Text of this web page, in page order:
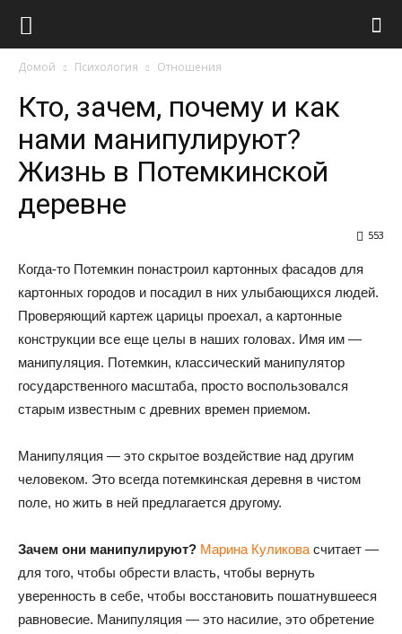
Домой Психология Отношения
Кто, зачем, почему и как
нами манипулируют?
Жизнь в Потемкинской
деревне
553
Когда-то Потемкин понастроил картонных фасадов для
картонных городов и посадил в них улыбающихся людей.
Проверяющий картеж царицы проехал, а картонные
конструкции все еще целы в наших головах. Имя им —
манипуляция. Потемкин, классический манипулятор
государственного масштаба, просто воспользовался
старым известным с древних времен приемом.
Манипуляция — это скрытое воздействие над другим
человеком. Это всегда потемкинская деревня в чистом
поле, но жить в ней предлагается другому.
Зачем они манипулируют? Марина Куликова считает —
для того, чтобы обрести власть, чтобы вернуть
уверенность в себе, чтобы восстановить пошатнувшееся
равновесие. Манипуляция — это насилие, это обретение